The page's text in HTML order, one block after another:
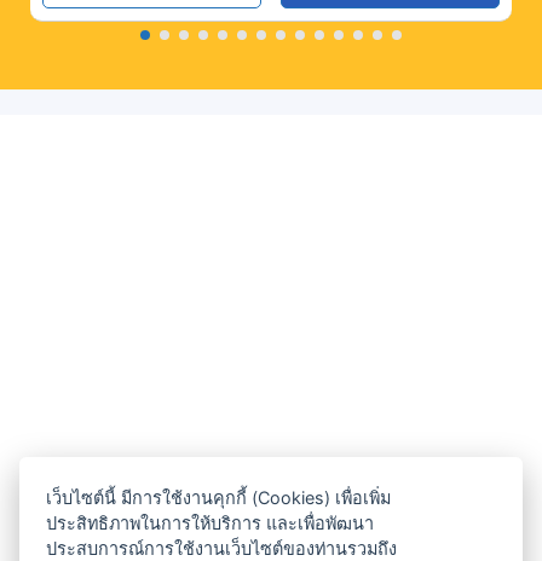
เว็บไซต์นี้ มีการใช้งานคุกกี้ (Cookies) เพื่อเพิ่ม
ประสิทธิภาพในการให้บริการ และเพื่อพัฒนา
ประสบการณ์การใช้งานเว็บไซต์ของท่านรวมถึง